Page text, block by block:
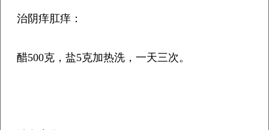
治阴痒肛痒：
醋500克，盐5克加热洗，一天三次。